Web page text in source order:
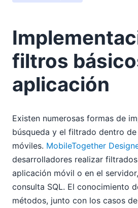
Obtenga resultados óptimos con
2017
2016
2015
2014
2012
2011
2010
2009
2008
2007
filtros
aplicación
Existen numerosas formas de
búsqueda y el filtrado dentro
móviles. MobileTogether
desarrolladores realizar
aplicación móvil o en el
consulta SQL. El conocimiento
métodos, junto con los casos